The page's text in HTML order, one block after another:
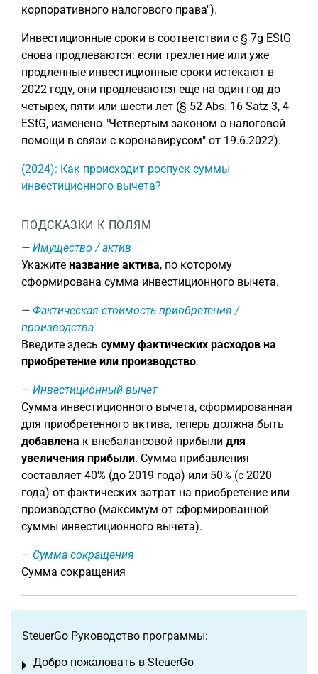
корпоративного налогового права").
Инвестиционные сроки в соответствии с § 7g EStG
снова продлеваются: если трехлетние или уже
продленные инвестиционные сроки истекают в
2022 году, они продлеваются еще на один год до
четырех, пяти или шести лет (§ 52 Abs. 16 Satz 3, 4
EStG, изменено "Четвертым законом о налоговой
помощи в связи с коронавирусом" от 19.6.2022).
(2024): Как происходит роспуск суммы
инвестиционного вычета?
ПОДСКАЗКИ К ПОЛЯМ
Имущество / актив
Укажите название актива, по которому
сформирована сумма инвестиционного вычета.
Фактическая стоимость приобретения /
производства
Введите здесь сумму фактических расходов на
приобретение или производство.
Инвестиционный вычет
Сумма инвестиционного вычета, сформированная
для приобретенного актива, теперь должна быть
добавлена к внебалансовой прибыли для
увеличения прибыли. Сумма прибавления
составляет 40% (до 2019 года) или 50% (с 2020
года) от фактических затрат на приобретение или
производство (максимум от сформированной
суммы инвестиционного вычета).
Сумма сокращения
Сумма сокращения
SteuerGo Руководство программы:
Добро пожаловать в SteuerGo
Toggle menu